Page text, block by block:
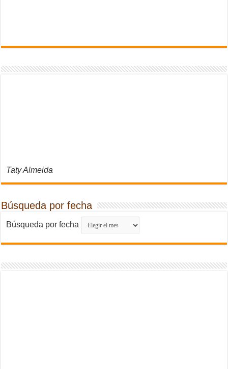
Taty Almeida
Búsqueda por fecha
Búsqueda por fecha